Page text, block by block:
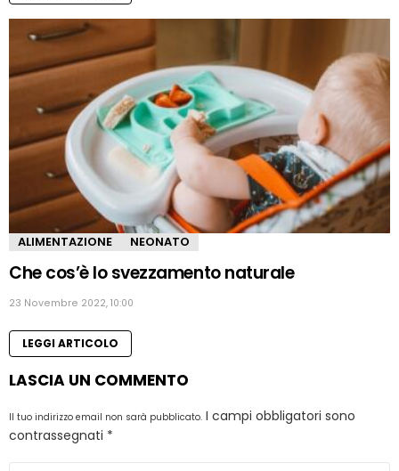
ALIMENTAZIONE NEONATO
Che cos’è lo svezzamento naturale
23 Novembre 2022, 10:00
LEGGI ARTICOLO
LASCIA UN COMMENTO
Il tuo indirizzo email non sarà pubblicato. I campi obbligatori sono
contrassegnati *